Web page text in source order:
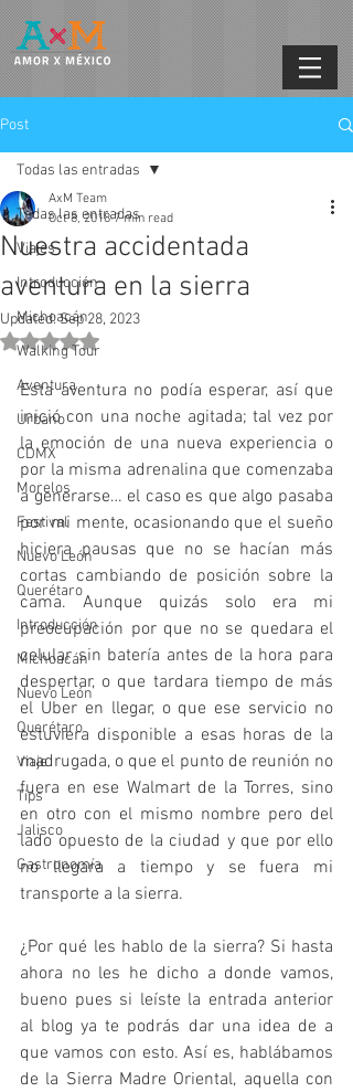
Post
Todas las entradas
Viajes
Introducción
Michoacán
Walking Tour
Aventura
Urbano
CDMX
Morelos
Festival
Nuevo León
Querétaro
Introducción
Michoacán
Nuevo León
Querétaro
Viaje
Tips
Jalisco
Gastronomía
Todas las entradas
Nuestra accidentada
aventura en la sierra
AxM Team
Oct 8, 2018 7 min read
Updated:Sep 28, 2023
Rated NaN out of 5 stars.
Esta aventura no podía esperar, así que
inició con una noche agitada; tal vez por
la emoción de una nueva experiencia o
por la misma adrenalina que comenzaba
a generarse… el caso es que algo pasaba
por mi mente, ocasionando que el sueño
hiciera pausas que no se hacían más
cortas cambiando de posición sobre la
cama. Aunque quizás solo era mi
preocupación por que no se quedara el
celular sin batería antes de la hora para
despertar, o que tardara tiempo de más
el Uber en llegar, o que ese servicio no
estuviera disponible a esas horas de la
madrugada, o que el punto de reunión no
fuera en ese Walmart de la Torres, sino
en otro con el mismo nombre pero del
lado opuesto de la ciudad y que por ello
no llegara a tiempo y se fuera mi
transporte a la sierra.
¿Por qué les hablo de la sierra? Si hasta
ahora no les he dicho a donde vamos,
bueno pues si leíste la entrada anterior
al blog ya te podrás dar una idea de a
que vamos con esto. Así es, hablábamos
de la Sierra Madre Oriental, aquella con